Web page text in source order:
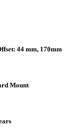
44 mm, 170mm
Mount